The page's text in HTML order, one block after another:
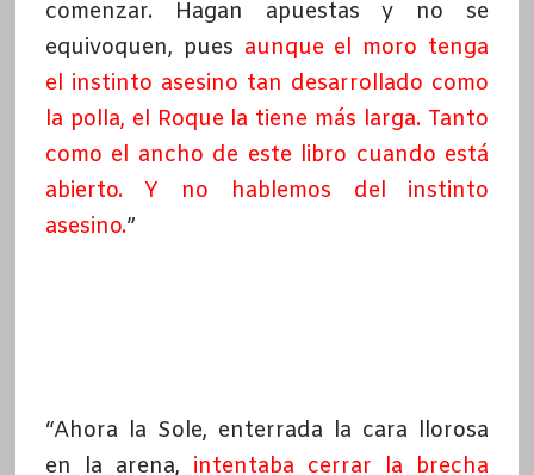
comenzar. Hagan apuestas y no se
equivoquen, pues aunque el moro tenga
el instinto asesino tan desarrollado como
la polla, el Roque la tiene más larga. Tanto
como el ancho de este libro cuando está
abierto. Y no hablemos del instinto
asesino.”
“Ahora la Sole, enterrada la cara llorosa
en la arena, intentaba cerrar la brecha